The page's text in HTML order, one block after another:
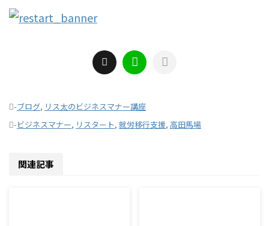
-ブログ, リス太のビジネスマナー講座
-ビジネスマナー, リスタート, 就労移行支援, 高田馬場
関連記事